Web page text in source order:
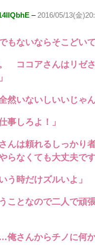
–2016/05/13(金
もないならそこどいて
ココアさんはリゼ
然いないしいいじゃん
事しろよ！」
んは頼れるしっかり
らなくても大丈夫です
う時だけズルいよ」
ことなので二人で頑
俺さんからチノに何